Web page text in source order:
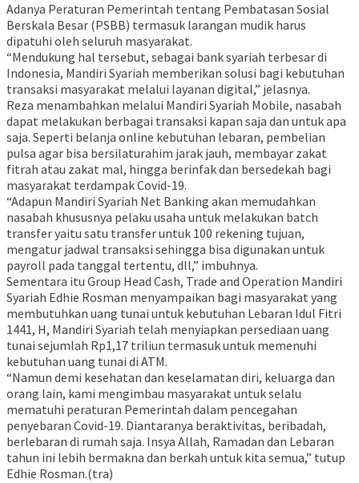
Adanya Peraturan Pemerintah tentang Pembatasan Sosial
Berskala Besar (PSBB) termasuk larangan mudik harus
dipatuhi oleh seluruh masyarakat.
“Mendukung hal tersebut, sebagai bank syariah terbesar di
Indonesia, Mandiri Syariah memberikan solusi bagi kebutuhan
transaksi masyarakat melalui layanan digital,” jelasnya.
Reza menambahkan melalui Mandiri Syariah Mobile, nasabah
dapat melakukan berbagai transaksi kapan saja dan untuk apa
saja. Seperti belanja online kebutuhan lebaran, pembelian
pulsa agar bisa bersilaturahim jarak jauh, membayar zakat
fitrah atau zakat mal, hingga berinfak dan bersedekah bagi
masyarakat terdampak Covid-19.
“Adapun Mandiri Syariah Net Banking akan memudahkan
nasabah khususnya pelaku usaha untuk melakukan batch
transfer yaitu satu transfer untuk 100 rekening tujuan,
mengatur jadwal transaksi sehingga bisa digunakan untuk
payroll pada tanggal tertentu, dll,” imbuhnya.
Sementara itu Group Head Cash, Trade and Operation Mandiri
Syariah Edhie Rosman menyampaikan bagi masyarakat yang
membutuhkan uang tunai untuk kebutuhan Lebaran Idul Fitri
1441, H, Mandiri Syariah telah menyiapkan persediaan uang
tunai sejumlah Rp1,17 triliun termasuk untuk memenuhi
kebutuhan uang tunai di ATM.
“Namun demi kesehatan dan keselamatan diri, keluarga dan
orang lain, kami mengimbau masyarakat untuk selalu
mematuhi peraturan Pemerintah dalam pencegahan
penyebaran Covid-19. Diantaranya beraktivitas, beribadah,
berlebaran di rumah saja. Insya Allah, Ramadan dan Lebaran
tahun ini lebih bermakna dan berkah untuk kita semua,” tutup
Edhie Rosman.(tra)